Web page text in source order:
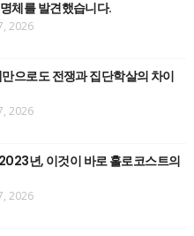
체를 발견했습니다.
2026
으로도 전쟁과 집단학살의 차이
2026
년, 이것이 바로 홀로코스트의
2026